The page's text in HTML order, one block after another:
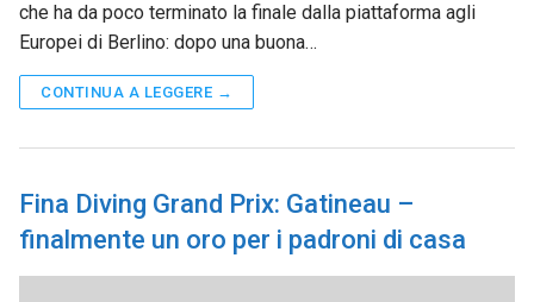
che ha da poco terminato la finale dalla piattaforma agli
Europei di Berlino: dopo una buona…
CONTINUA A LEGGERE →
Fina Diving Grand Prix: Gatineau –
finalmente un oro per i padroni di casa